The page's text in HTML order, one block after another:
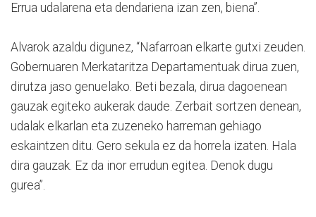
Errua udalarena eta dendariena izan zen, biena”.
Alvarok azaldu digunez, “Nafarroan elkarte gutxi zeuden.
Gobernuaren Merkataritza Departamentuak dirua zuen,
dirutza jaso genuelako. Beti bezala, dirua dagoenean
gauzak egiteko aukerak daude. Zerbait sortzen denean,
udalak elkarlan eta zuzeneko harreman gehiago
eskaintzen ditu. Gero sekula ez da horrela izaten. Hala
dira gauzak. Ez da inor errudun egitea. Denok dugu
gurea”.